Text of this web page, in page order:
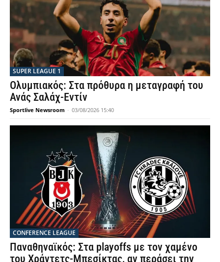
SUPER LEAGUE 1
Ολυμπιακός: Στα πρόθυρα η μεταγραφή του
Ανάς Σαλάχ-Εντίν
Sportlive Newsroom - 03/08/2026 15:40
CONFERENCE LEAGUE
Παναθηναϊκός: Στα playoffs με τον χαμένο
του Χράντετς-Μπεσίκτας, αν περάσει την